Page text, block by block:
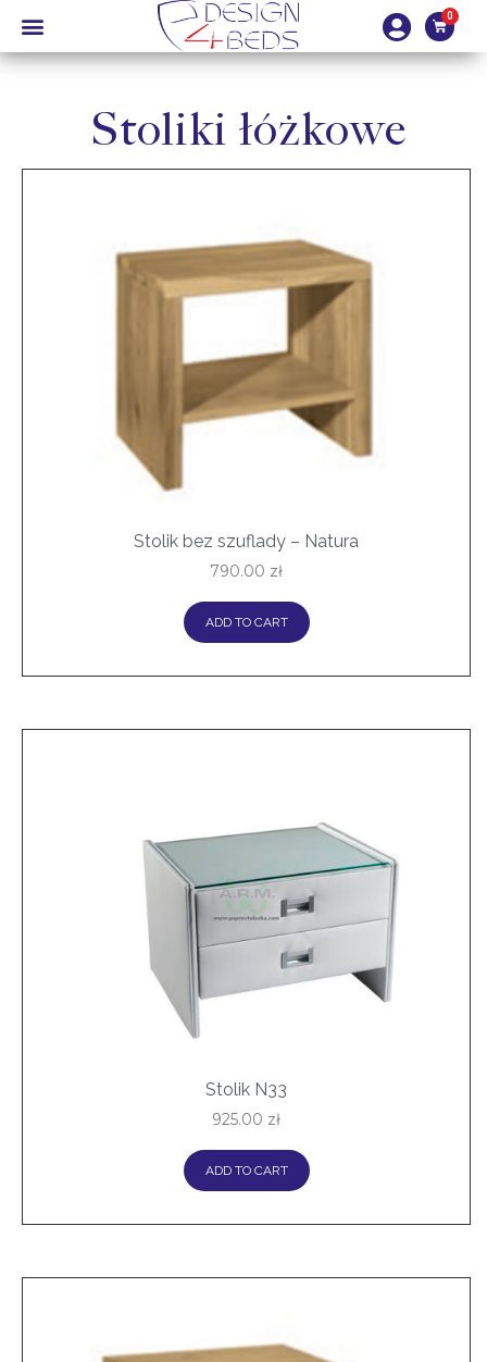
Stoliki łóżkowe
Stolik bez szuflady – Natura
790.00 zł
ADD TO CART
Stolik N33
925.00 zł
ADD TO CART